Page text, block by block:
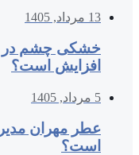
13 مرداد, 1405
خشکی چشم در
افزایش است؟
5 مرداد, 1405
عطر مهران
است؟